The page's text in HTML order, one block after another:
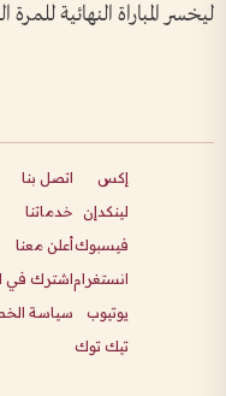
ليخسر المباراة النهائية للمرة
إكس
لينكدإن
فيسبوك
انستغرام
يوتيوب
تيك توك
اتصل بنا
خدماتنا
أعلن معنا
اشترك في
سياسة